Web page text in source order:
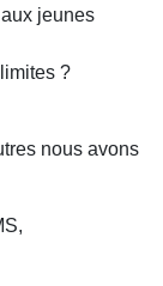
jeunes
?
nous avons